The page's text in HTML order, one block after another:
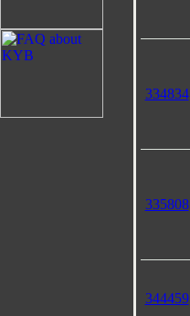
334834
335808
344459